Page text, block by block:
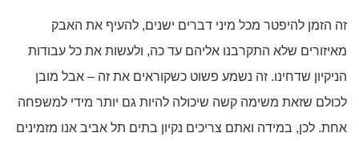
זה הזמן להיפטר מכל מיני דברים ישנים, להעיף את האבק
מאיזורים שלא התקרבנו אליהם עד כה, ולעשות את כל עבודות
הניקיון שדחינו. זה נשמע פשוט כשקוראים את זה – אבל מובן
לכולם שזאת משימה קשה שיכולה להיות גם יותר מידי למשפחה
אחת. לכן, במידה ואתם צריכים נקיון בתים תל אביב אנו מזמינים